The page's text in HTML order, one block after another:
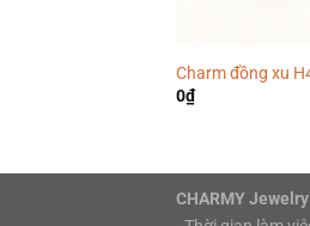
Charm đồng xu
0₫
CHARMY